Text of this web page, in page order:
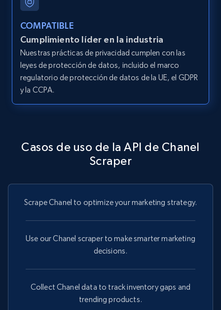
COMPATIBLE
Cumplimiento líder en la industria
Nuestras prácticas de privacidad cumplen con las
leyes de protección de datos, incluido el marco
regulatorio de protección de datos de la UE, el GDPR
y la CCPA.
Casos de uso de la API de Chanel
Scraper
Scrape Chanel to optimize your marketing strategy.
Use our Chanel scraper to make smarter marketing
decisions.
Collect Chanel data to track inventory gaps and
trending products.